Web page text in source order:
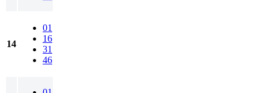
14
01
16
31
46